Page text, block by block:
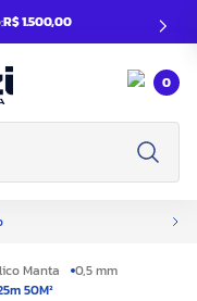
R$ 1.500,00
0
Manta
0,5 mm
50M²